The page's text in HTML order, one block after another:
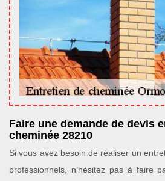
Faire une demande de devis
cheminée 28210
Si vous avez besoin de réaliser un
professionnels, n’hésitez pas à faire